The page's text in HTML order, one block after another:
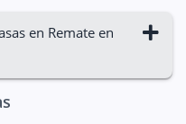
en Remate en